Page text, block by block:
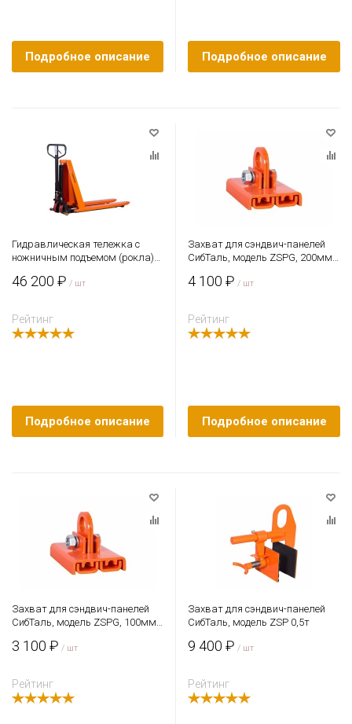
Подробное описание Подробное описание
Гидравлическая тележка с
ножничным подъемом (рокла)
СибТаль, полиуретановые
46 200 ₽ / шт
Рейтинг
Подробное описание
Захват для сэндвич-панелей
СибТаль, модель ZSPG, 200мм,
4 100 ₽ / шт
Рейтинг
Подробное описание
Захват для сэндвич-панелей
СибТаль, модель ZSPG, 100мм,
3 100 ₽ / шт
Рейтинг
Захват для сэндвич-панелей
СибТаль, модель ZSP 0,5т
9 400 ₽ / шт
Рейтинг